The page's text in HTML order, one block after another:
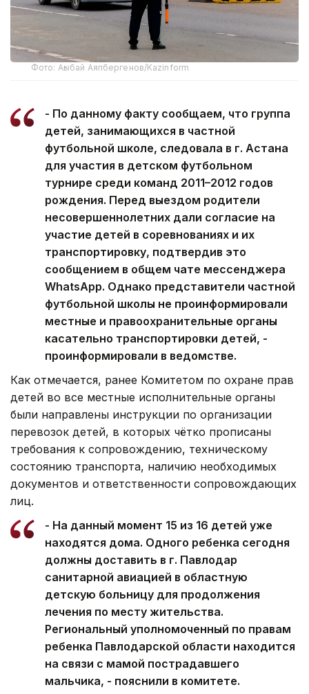
Фото: Ағыбай Аяпбергенов/Kazinform
- По данному факту сообщаем, что группа
детей, занимающихся в частной
футбольной школе, следовала в г. Астана
для участия в детском футбольном
турнире среди команд 2011–2012 годов
рождения. Перед выездом родители
несовершеннолетних дали согласие на
участие детей в соревнованиях и их
транспортировку, подтвердив это
сообщением в общем чате мессенджера
WhatsApp. Однако представители частной
футбольной школы не проинформировали
местные и правоохранительные органы
касательно транспортировки детей, -
проинформировали в ведомстве.
Как отмечается, ранее Комитетом по охране прав
детей во все местные исполнительные органы
были направлены инструкции по организации
перевозок детей, в которых чётко прописаны
требования к сопровождению, техническому
состоянию транспорта, наличию необходимых
документов и ответственности сопровождающих
лиц.
- На данный момент 15 из 16 детей уже
находятся дома. Одного ребенка сегодня
должны доставить в г. Павлодар
санитарной авиацией в областную
детскую больницу для продолжения
лечения по месту жительства.
Региональный уполномоченный по правам
ребенка Павлодарской области находится
на связи с мамой пострадавшего
мальчика, - пояснили в комитете.